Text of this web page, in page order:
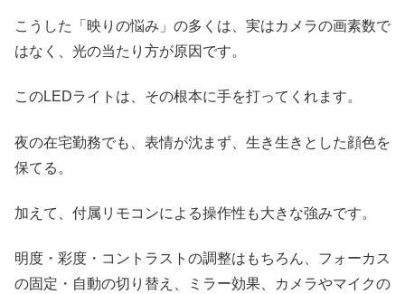
こうした「映りの悩み」の多くは、実はカメラの画素数で
はなく、光の当たり方が原因です。
このLEDライトは、その根本に手を打ってくれます。
夜の在宅勤務でも、表情が沈まず、生き生きとした顔色を
保てる。
加えて、付属リモコンによる操作性も大きな強みです。
明度・彩度・コントラストの調整はもちろん、フォーカス
の固定・自動の切り替え、ミラー効果、カメラやマイクの